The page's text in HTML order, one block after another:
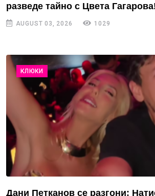
разведе тайно с Цвета
AUGUST 03, 2026 1029
КЛЮКИ
Дани Петканов се разгони: